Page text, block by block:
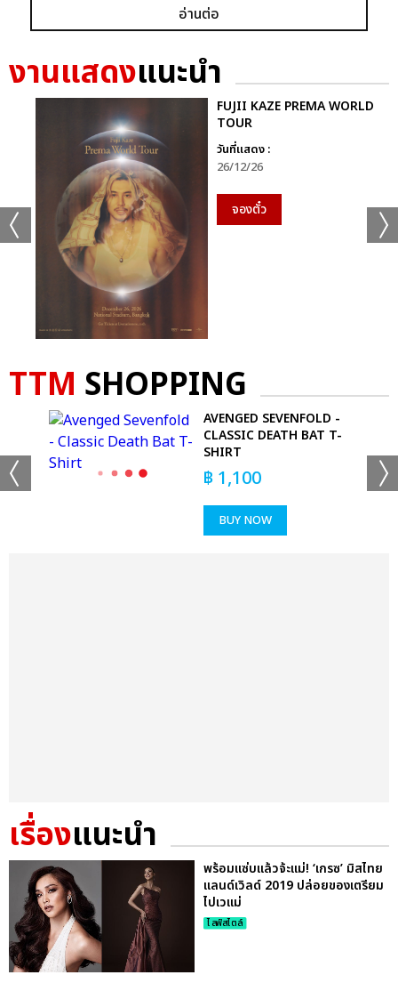
อ่านต่อ
งานแสดงแนะนำ
FUJII KAZE PREMA WORLD
TOUR
วันที่แสดง :
26/12/26
จองตั๋ว
TTM SHOPPING
AVENGED SEVENFOLD -
CLASSIC DEATH BAT T-
SHIRT
฿ 1,100
BUY NOW
เรื่องแนะนำ
พร้อมแซ่บแล้วจ้ะแม่! ‘เกรซ’ มิสไทย
แลนด์เวิลด์ 2019 ปล่อยของเตรียม
ไปเวแม่
ไลฟ์สไตล์